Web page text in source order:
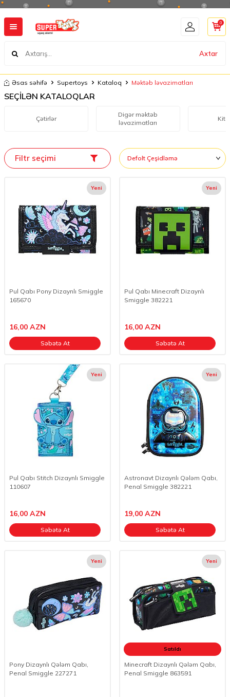
Axtar
0
Əsas səhifə Supertoys Kataloq Məktəb ləvazimatları
SEÇİLƏN KATALOQLAR
Çətirlər
Digər məktəb
ləvazimatları
Filtr seçimi
Yeni
Pul Qabı Pony Dizaynlı Smiggle
165670
16,00 AZN
Səbətə At
Yeni
Pul Qabı Minecraft Dizaynlı
Smiggle 382221
16,00 AZN
Səbətə At
Yeni
Pul Qabı Stitch Dizaynlı Smiggle
110607
16,00 AZN
Səbətə At
Yeni
Astronavt Dizaynlı Qələm Qabı,
Penal Smiggle 382221
19,00 AZN
Səbətə At
Yeni
Pony Dizaynlı Qələm Qabı,
Penal Smiggle 227271
Yeni
Satıldı
Minecraft Dizaynlı Qələm Qabı,
Penal Smiggle 863591